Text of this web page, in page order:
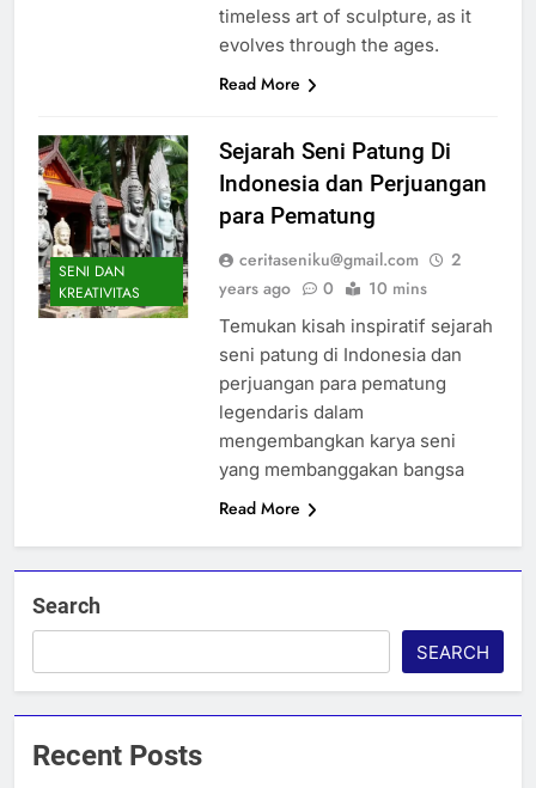
timeless art of sculpture, as it
evolves through the ages.
Read More
SENI DAN
KREATIVITAS
Sejarah Seni Patung Di
Indonesia dan Perjuangan
para Pematung
ceritaseniku@gmail.com
2
years ago
0 10 mins
Temukan kisah inspiratif sejarah
seni patung di Indonesia dan
perjuangan para pematung
legendaris dalam
mengembangkan karya seni
yang membanggakan bangsa
Read More
Search
SEARCH
Recent Posts